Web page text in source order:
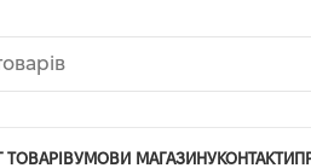
ТОВАРІВУМОВИ МАГАЗИНУКОНТАКТИ